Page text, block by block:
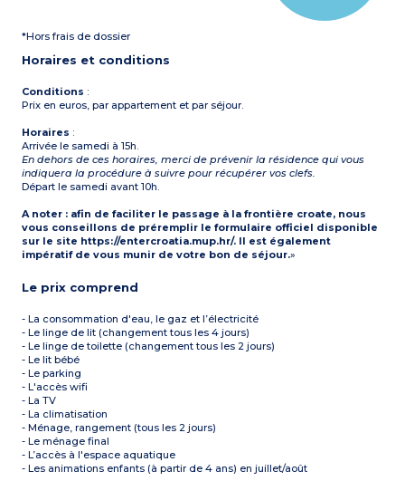
*Hors frais de dossier
Horaires et conditions
Conditions :
Prix en euros, par appartement et par séjour.
Horaires :
Arrivée le samedi à 15h.
En dehors de ces horaires, merci de prévenir la résidence qui vous
indiquera la procédure à suivre pour récupérer vos clefs.
Départ le samedi avant 10h.
A noter : afin de faciliter le passage à la frontière croate, nous
vous conseillons de préremplir le formulaire officiel disponible
sur le site https://entercroatia.mup.hr/. Il est également
impératif de vous munir de votre bon de séjour.»
Le prix comprend
- La consommation d'eau, le gaz et l’électricité
- Le linge de lit (changement tous les 4 jours)
- Le linge de toilette (changement tous les 2 jours)
- Le lit bébé
- Le parking
- L'accès wifi
- La TV
- La climatisation
- Ménage, rangement (tous les 2 jours)
- Le ménage final
- L’accès à l'espace aquatique
- Les animations enfants (à partir de 4 ans) en juillet/août